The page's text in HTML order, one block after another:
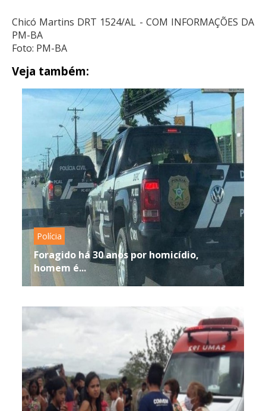
Chicó Martins DRT 1524/AL - COM INFORMAÇÕES DA
PM-BA
Foto: PM-BA
Veja também:
Polícia
Foragido há 30 anos por homicídio,
homem é...